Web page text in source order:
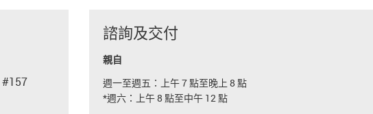
#157
諮詢及交付
親自
週一至週五：上午 7 點至晚上 8 點
*週六：上午 8 點至中午 12 點